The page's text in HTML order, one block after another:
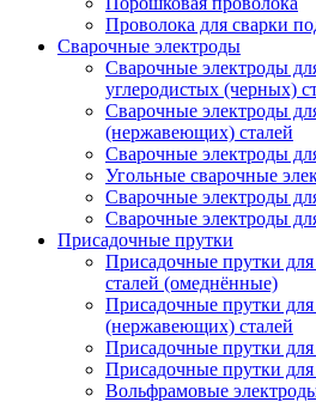
Проволока для сварки
Сварочные электроды
Сварочные электроды
углеродистых (черных)
Сварочные электроды
(нержавеющих) сталей
Сварочные электроды
Угольные сварочные
Сварочные электроды
Сварочные электроды
Присадочные прутки
Присадочные прутки
сталей (омеднённые)
Присадочные прутки
(нержавеющих) сталей
Присадочные прутки
Присадочные прутки
Вольфрамовые